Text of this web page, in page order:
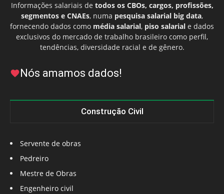
Informações salariais de todos os CBOs, cargos, profissões,
segmentos e CNAEs, numa pesquisa salarial big data,
fornecendo dados como média salarial, piso salarial e dados
exclusivos do mercado de trabalho brasileiro como perfil,
tendências, diversidade racial e de gênero.
Nós amamos dados!
Construção Civil
Servente de obras
Pedreiro
Mestre de Obras
Engenheiro civil